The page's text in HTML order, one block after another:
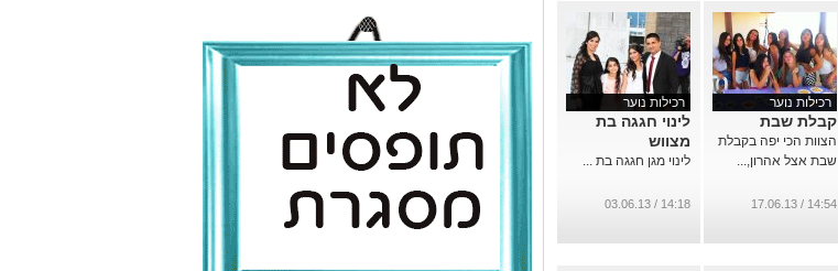
רכילות נוער
קבלת שבת
הצוות הכי יפה בקבלת
שבת אצל אהרון,...
14:54 / 17.06.13
רכילות נוער
לינוי חגגה בת
מצווש
לינוי מגן חגגה בת ...
14:18 / 03.06.13